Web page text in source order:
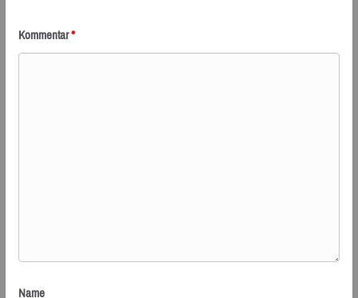
Kommentar*
Name